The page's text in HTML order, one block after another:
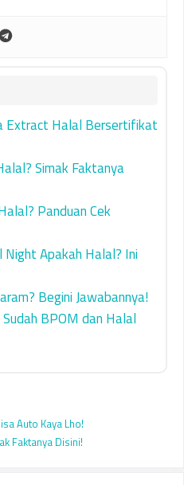
Extract Halal Bersertifikat
Simak Faktanya
Panduan Cek
Apakah Halal? Ini
Begini Jawabannya!
BPOM dan Halal
Auto Kaya Lho!
Faktanya Disini!